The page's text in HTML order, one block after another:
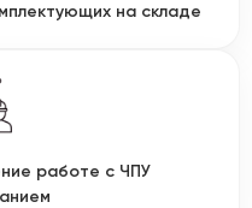
на складе
работе с ЧПУ